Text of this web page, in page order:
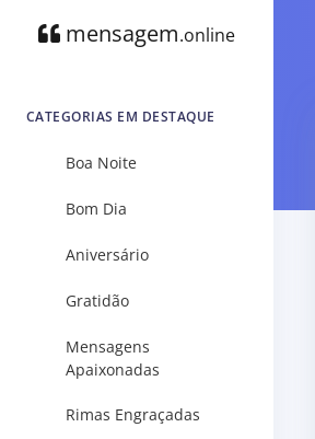
mensagem.online
CATEGORIAS EM DESTAQUE
Boa Noite
Bom Dia
Aniversário
Gratidão
Mensagens
Apaixonadas
Rimas Engraçadas